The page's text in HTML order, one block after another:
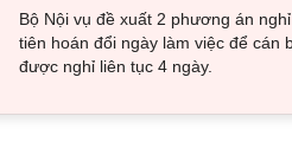
Bộ Nội vụ đề xuất 2 phương án
tiên hoán đổi ngày làm việc để cán
được nghỉ liên tục 4 ngày.